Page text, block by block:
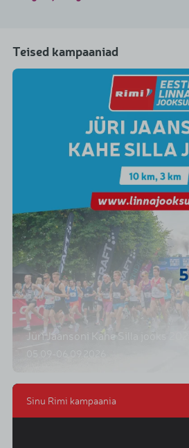
Teised kampaaniad
Jüri Jaansoni Kahe Silla jooks 2026
05.09-06.09.2026
Sinu Rimi kampaania